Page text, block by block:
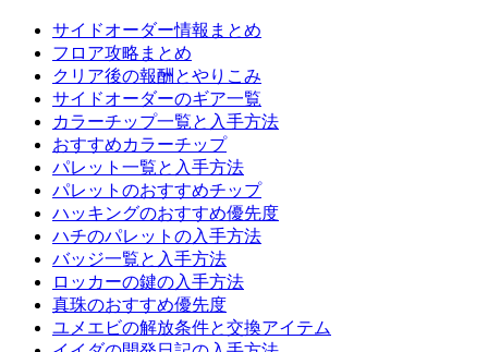
サイドオーダー情報まとめ
フロア攻略まとめ
クリア後の報酬とやりこみ
サイドオーダーのギア一覧
カラーチップ一覧と入手方法
おすすめカラーチップ
パレット一覧と入手方法
パレットのおすすめチップ
ハッキングのおすすめ優先度
ハチのパレットの入手方法
バッジ一覧と入手方法
ロッカーの鍵の入手方法
真珠のおすすめ優先度
ユメエビの解放条件と交換アイテム